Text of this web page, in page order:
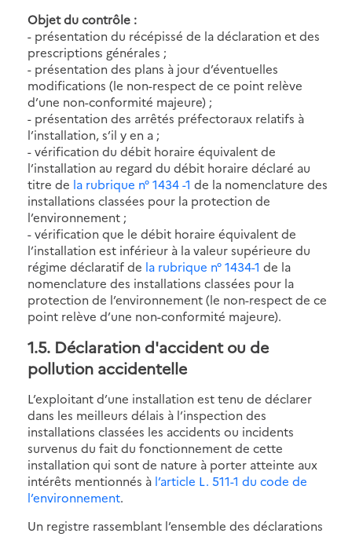
Objet du contrôle :
- présentation du récépissé de la déclaration et des
prescriptions générales ;
- présentation des plans à jour d’éventuelles
modifications (le non-respect de ce point relève
d’une non-conformité majeure) ;
- présentation des arrêtés préfectoraux relatifs à
l’installation, s’il y en a ;
- vérification du débit horaire équivalent de
l’installation au regard du débit horaire déclaré au
titre de la rubrique n° 1434 -1 de la nomenclature des
installations classées pour la protection de
l’environnement ;
- vérification que le débit horaire équivalent de
l’installation est inférieur à la valeur supérieure du
régime déclaratif de la rubrique n° 1434-1 de la
nomenclature des installations classées pour la
protection de l’environnement (le non-respect de ce
point relève d’une non-conformité majeure).
1.5. Déclaration d'accident ou de
pollution accidentelle
L’exploitant d’une installation est tenu de déclarer
dans les meilleurs délais à l’inspection des
installations classées les accidents ou incidents
survenus du fait du fonctionnement de cette
installation qui sont de nature à porter atteinte aux
intérêts mentionnés à l’article L. 511-1 du code de
l’environnement.
Un registre rassemblant l’ensemble des déclarations